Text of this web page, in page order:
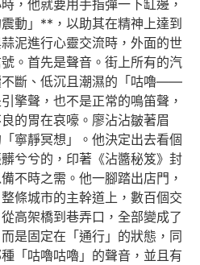
，他就要用手指彈一下缸邊，
動」**，以助其在精神上達到
泥進行心靈交流時，外面的世
。首先是聲音。街上所有的汽
不斷、低沉且潮濕的「咕嚕——
擎聲，也不是正常的鳴笛聲，
的胃在哀嚎。廖沾沾皺著眉
寧靜冥想」。他決定出去看個
兮兮的，印著《沾醬秘笈》封
不時之需。他一腳踏出店門，
條城市的主幹道上，數百個交
高架橋到巷弄口，全部變成了
是固定在「通行」的狀態，同
「咕嚕咕嚕」的聲音，並且有